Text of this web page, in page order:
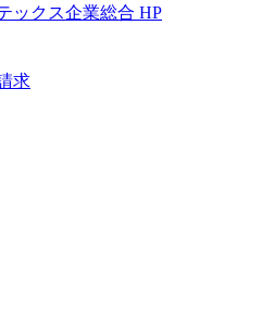
ックス企業総合 HP
求